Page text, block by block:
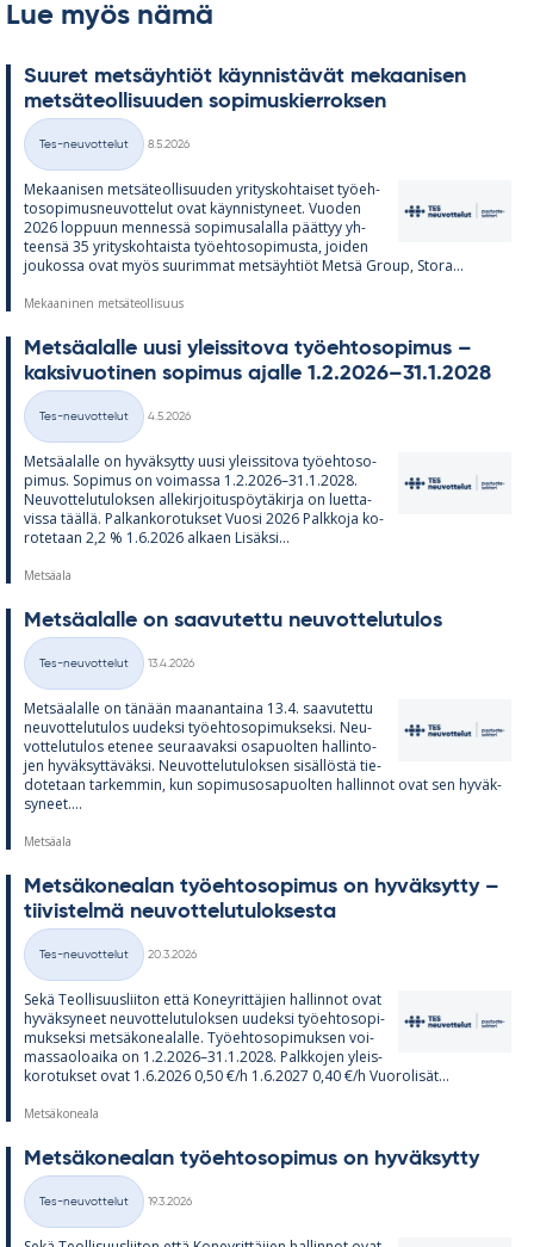
Lue myös nämä
Suu­ret met­säyh­tiöt käyn­nis­tä­vät me­kaa­ni­sen
met­sä­teol­li­suu­den so­pi­mus­kier­rok­sen
Kategoriat
Tes-neuvottelut
8.5.2026
Me­kaa­ni­sen met­sä­teol­li­suu­den yri­tys­koh­tai­set työ­eh­
to­so­pi­mus­neu­vot­te­lut ovat käyn­nis­ty­neet. Vuo­den
2026 lop­puun men­nessä so­pi­musa­lalla päät­tyy yh­
teensä 35 yri­tys­koh­taista työ­eh­to­so­pi­musta, joi­den
jou­kossa ovat myös suu­rim­mat met­säyh­tiöt Metsä Group, Stora...
Mekaaninen metsäteollisuus
Met­sä­alalle uusi yleis­si­tova työ­eh­to­so­pi­mus –
kak­si­vuo­ti­nen so­pi­mus ajalle 1.2.2026–31.1.2028
Kategoriat
Tes-neuvottelut
4.5.2026
Met­sä­alalle on hy­väk­sytty uusi yleis­si­tova työ­eh­to­so­
pi­mus. So­pi­mus on voi­massa 1.2.2026–31.1.2028.
Neu­vot­te­lu­tu­lok­sen al­le­kir­joi­tus­pöy­tä­kirja on luet­ta­
vissa täällä. Pal­kan­ko­ro­tuk­set Vuosi 2026 Palk­koja ko­
ro­te­taan 2,2 % 1.6.2026 al­kaen Li­säksi...
Metsäala
Met­sä­alalle on saa­vu­tettu neu­vot­te­lu­tu­los
Kategoriat
Tes-neuvottelut
13.4.2026
Met­sä­alalle on tä­nään maa­nan­taina 13.4. saa­vu­tettu
neu­vot­te­lu­tu­los uu­deksi työ­eh­to­so­pi­muk­seksi. Neu­
vot­te­lu­tu­los ete­nee seu­raa­vaksi os­a­puol­ten hal­lin­to­
jen hy­väk­syt­tä­väksi. Neu­vot­te­lu­tu­lok­sen si­säl­löstä tie­
do­te­taan tar­kem­min, kun so­pi­mus­os­a­puol­ten hal­lin­not ovat sen hy­väk­
sy­neet....
Metsäala
Met­sä­ko­nea­lan työ­eh­to­so­pi­mus on hy­väk­sytty –
tii­vis­telmä neu­vot­te­lu­tu­lok­sesta
Kategoriat
Tes-neuvottelut
20.3.2026
Sekä Teol­li­suus­lii­ton että Ko­ney­rit­tä­jien hal­lin­not ovat
hy­väk­sy­neet neu­vot­te­lu­tu­lok­sen uu­deksi työ­eh­to­so­pi­
muk­seksi met­sä­ko­nea­lalle. Työ­eh­to­so­pi­muk­sen voi­
mas­sao­loaika on 1.2.2026–31.1.2028. Palk­ko­jen yleis­
ko­ro­tuk­set ovat 1.6.2026 0,50 €/h 1.6.2027 0,40 €/h Vuo­ro­li­sät...
Metsäkoneala
Met­sä­ko­nea­lan työ­eh­to­so­pi­mus on hy­väk­sytty
Kategoriat
Tes-neuvottelut
19.3.2026